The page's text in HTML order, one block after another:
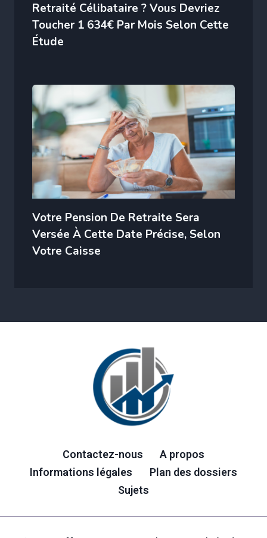
Retraité Célibataire ? Vous Devriez
Toucher 1 634€ Par Mois Selon Cette
Étude
Votre Pension De Retraite Sera
Versée À Cette Date Précise, Selon
Votre Caisse
Contactez-nous
A propos
Informations légales
Plan des dossiers
Sujets